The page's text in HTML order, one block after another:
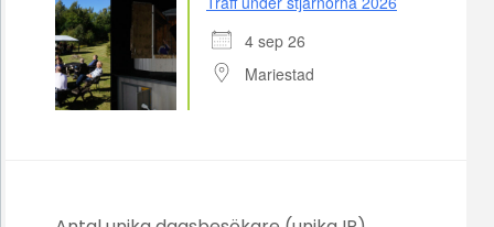
4 sep 26
Mariestad